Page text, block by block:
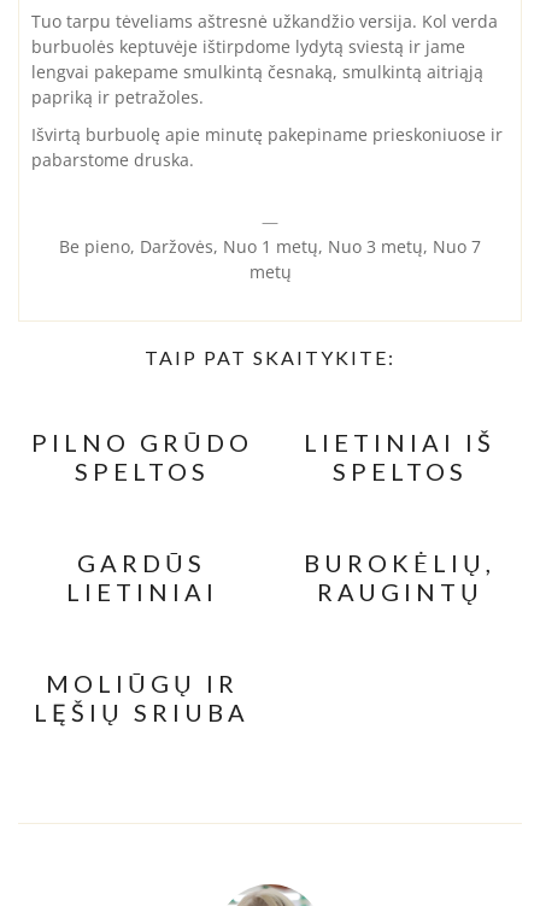
Tuo tarpu tėveliams aštresnė užkandžio versija. Kol verda
burbuolės keptuvėje ištirpdome lydytą sviestą ir jame
lengvai pakepame smulkintą česnaką, smulkintą aitriąją
papriką ir petražoles.
Išvirtą burbuolę apie minutę pakepiname prieskoniuose ir
pabarstome druska.
—
Be pieno, Daržovės, Nuo 1 metų, Nuo 3 metų, Nuo 7
metų
TAIP PAT SKAITYKITE:
PILNO GRŪDO
SPELTOS
LIETINIAI IŠ
SPELTOS
GARDŪS
LIETINIAI
BUROKĖLIŲ,
RAUGINTŲ
MOLIŪGŲ IR
LĘŠIŲ SRIUBA